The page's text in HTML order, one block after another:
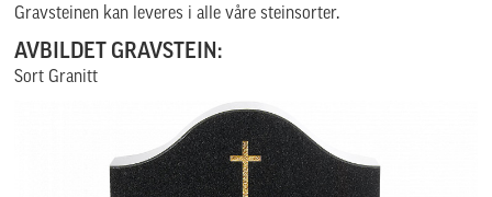
Gravsteinen kan leveres i alle våre steinsorter.
AVBILDET GRAVSTEIN:
Sort Granitt